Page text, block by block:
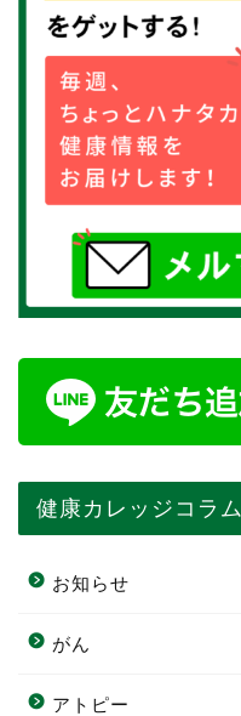
健康カレッジコラム
お知らせ
がん
アトピー